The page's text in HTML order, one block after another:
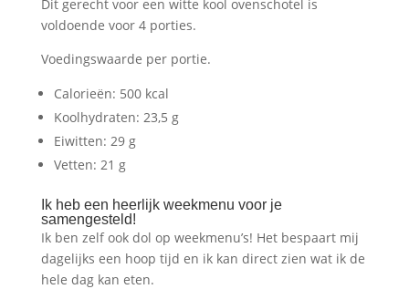
Dit gerecht voor een witte kool ovenschotel is
voldoende voor 4 porties.
Voedingswaarde per portie.
Calorieën: 500 kcal
Koolhydraten: 23,5 g
Eiwitten: 29 g
Vetten: 21 g
Ik heb een heerlijk weekmenu voor je
samengesteld!
Ik ben zelf ook dol op weekmenu’s! Het bespaart mij
dagelijks een hoop tijd en ik kan direct zien wat ik de
hele dag kan eten.